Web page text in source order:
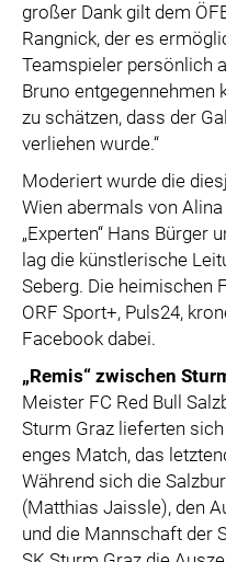
großer Dank gilt dem
Rangnick, der es
Teamspieler persönlich
Bruno entgegennehmen
zu schätzen, dass der
verliehen wurde.“
Moderiert wurde die
Wien abermals von
„Experten“ Hans Bürger
lag die künstlerische
Seberg. Die heimischen
ORF Sport+, Puls24,
Facebook dabei.
„Remis“ zwischen
Meister FC Red Bull
Sturm Graz lieferten
enges Match, das
Während sich die
(Matthias Jaissle), den
und die Mannschaft der